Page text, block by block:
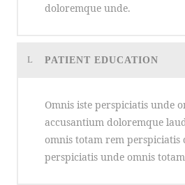
doloremque unde.
PATIENT EDUCATION
Omnis iste perspiciatis unde
accusantium doloremque
omnis totam rem
perspiciatis unde omnis